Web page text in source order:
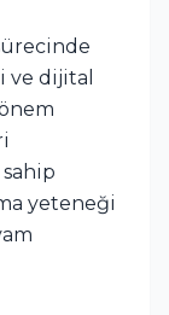
ve dijital
yeteneği